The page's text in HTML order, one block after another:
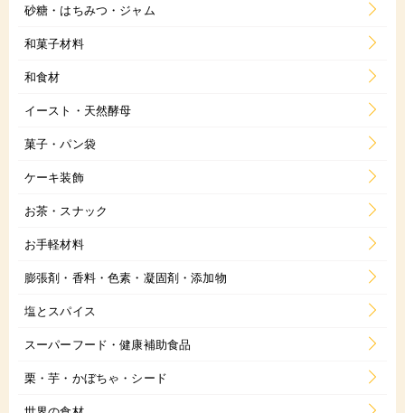
砂糖・はちみつ・ジャム
和菓子材料
和食材
イースト・天然酵母
菓子・パン袋
ケーキ装飾
お茶・スナック
お手軽材料
膨張剤・香料・色素・凝固剤・添加物
塩とスパイス
スーパーフード・健康補助食品
栗・芋・かぼちゃ・シード